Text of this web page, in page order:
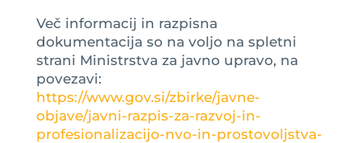
Več informacij in razpisna
dokumentacija so na voljo na spletni
strani Ministrstva za javno upravo, na
povezavi:
https://www.gov.si/zbirke/javne-
objave/javni-razpis-za-razvoj-in-
profesionalizacijo-nvo-in-prostovoljstva-